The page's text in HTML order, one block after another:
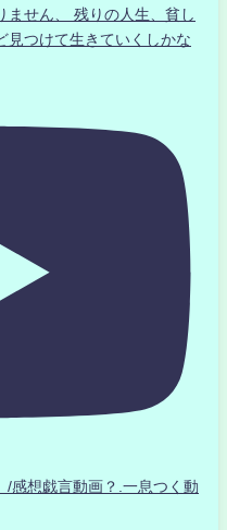
せん、 残りの人生、貧し
見つけて生きていくしかな
想戯言動画？.一息つく動